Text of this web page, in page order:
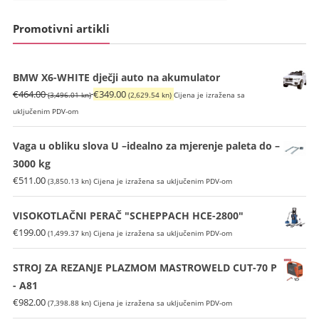
Promotivni artikli
BMW X6-WHITE dječji auto na akumulator
€464.00 (3,496.01 kn)Izvorna
bila
je:
€349.00 (2,629.54 kn) Trenutna
je:
€349.00
Cijena je izražena sa
uključenim PDV-om
Vaga u obliku slova U –idealno za mjerenje paleta do –
3000 kg
€511.00 (3,850.13 kn) Cijena je izražena sa uključenim PDV-om
VISOKOTLAČNI PERAČ "SCHEPPACH HCE-2800"
€199.00 (1,499.37 kn) Cijena je izražena sa uključenim PDV-om
STROJ ZA REZANJE PLAZMOM MASTROWELD CUT-70 P
- A81
€982.00 (7,398.88 kn) Cijena je izražena sa uključenim PDV-om